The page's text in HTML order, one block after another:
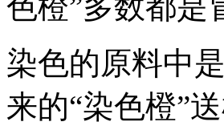
染色的原料中
来的“染色橙”